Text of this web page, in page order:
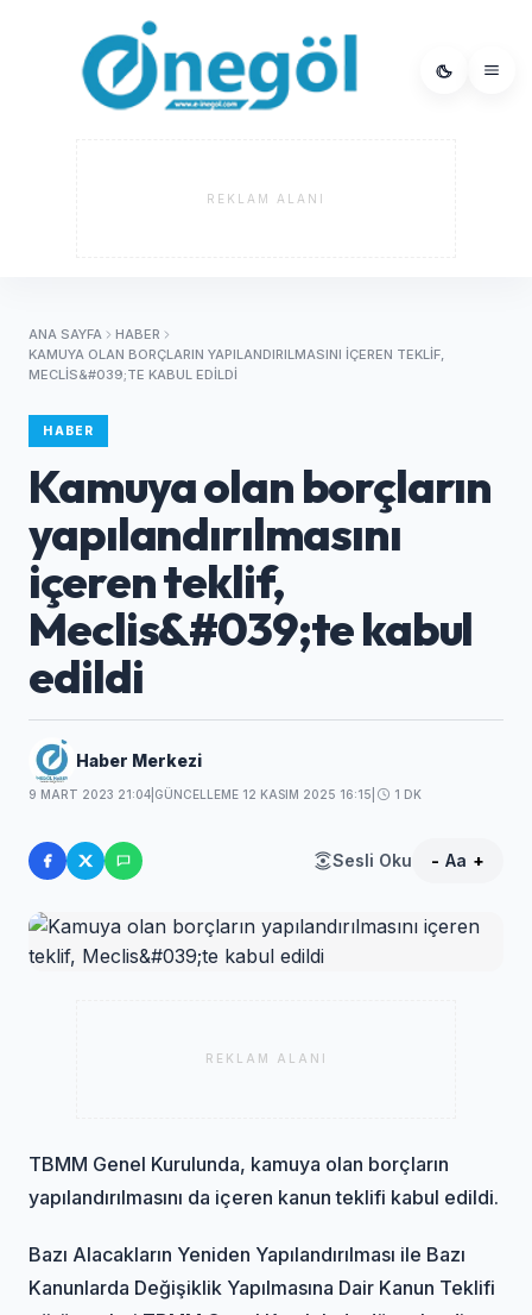
REKLAM ALANI
ANA SAYFA
HABER
KAMUYA OLAN BORÇLARIN YAPILANDIRILMASINI IÇEREN TEKLIF,
MECLIS&#039;TE KABUL EDILDI
HABER
Kamuya olan borçların
yapılandırılmasını
içeren teklif,
Meclis&#039;te kabul
edildi
Haber Merkezi
9 MART 2023 21:04 GÜNCELLEME 12 KASIM 2025 16:15 1 DK
Sesli Oku - Aa +
REKLAM ALANI
TBMM Genel Kurulunda, kamuya olan borçların
yapılandırılmasını da içeren kanun teklifi kabul edildi.
Bazı Alacakların Yeniden Yapılandırılması ile Bazı
Kanunlarda Değişiklik Yapılmasına Dair Kanun Teklifi